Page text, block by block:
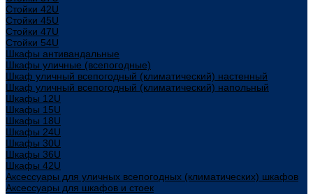
Стойки 42U
Стойки 45U
Стойки 47U
Стойки 54U
Шкафы антивандальные
Шкафы уличные (всепогодные)
Шкаф уличный всепогодный (климатический) настенный
Шкаф уличный всепогодный (климатический) напольный
Шкафы 12U
Шкафы 15U
Шкафы 18U
Шкафы 24U
Шкафы 30U
Шкафы 36U
Шкафы 42U
Аксессуары для уличных всепогодных (климатических) шкафов
Аксессуары для шкафов и стоек